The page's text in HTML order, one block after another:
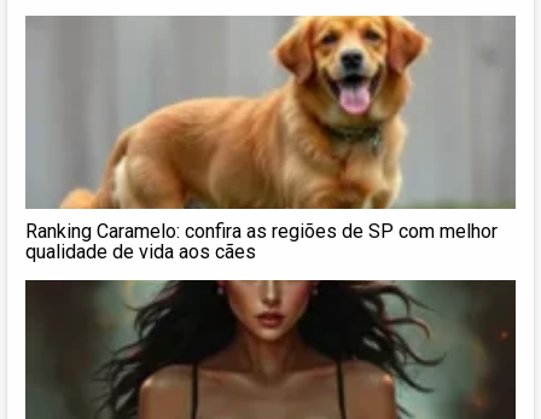
Ranking Caramelo: confira as regiões de SP com melhor
qualidade de vida aos cães